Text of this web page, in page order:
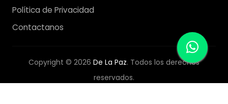
Política de Privacidad
Contactanos
Copyright © 2026 De La Paz. Todos los derechos
reservados.